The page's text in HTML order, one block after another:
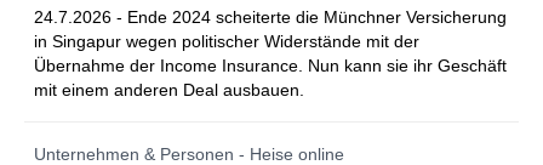
24.7.2026 - Ende 2024 scheiterte die Münchner Versicherung
in Singapur wegen politischer Widerstände mit der
Übernahme der Income Insurance. Nun kann sie ihr Geschäft
mit einem anderen Deal ausbauen.
Unternehmen & Personen - Heise online